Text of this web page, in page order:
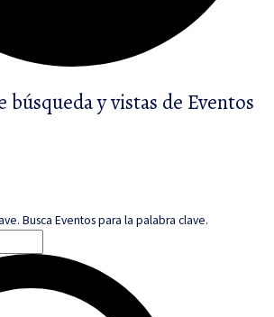
búsqueda y vistas de Eventos
Busca Eventos para la palabra clave.